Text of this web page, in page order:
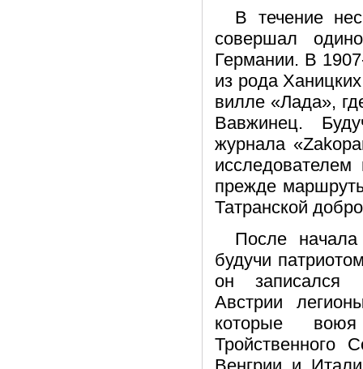
В течение
совершал
Германии. В
из рода
вилле «Лада»,
Вавжинец.
журнала
прежде
Татранской
После
будучи
он записался
Австрии
которые
Тройственного